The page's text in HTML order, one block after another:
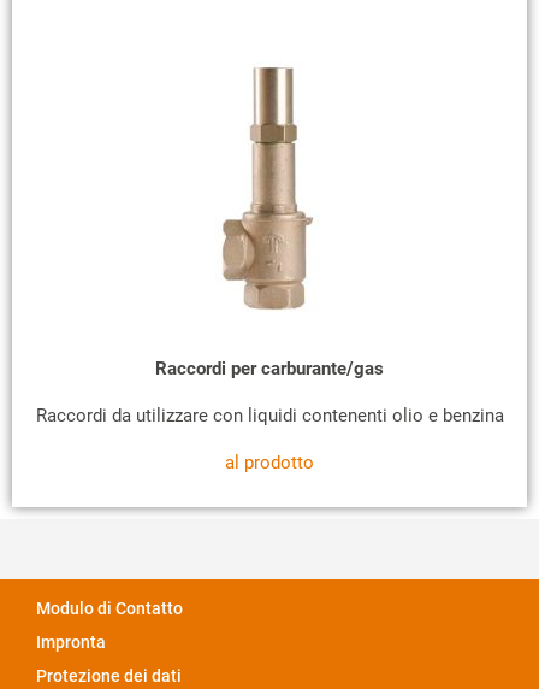
Raccordi per carburante/gas
Raccordi da utilizzare con liquidi contenenti olio e benzina
al prodotto
Modulo di Contatto
Impronta
Protezione dei dati